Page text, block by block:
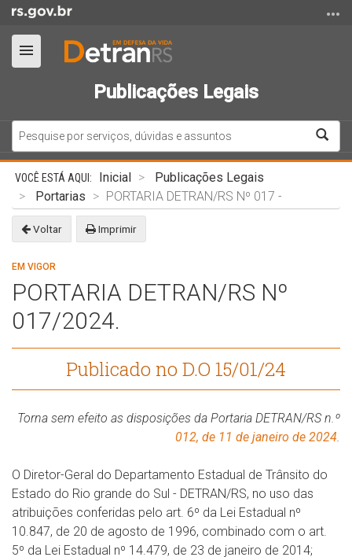
conteúdo
menu
Ir
para
busca
Alterna
a
Publicações Legais
Início
conteúdo
Inicial
Publicações Legais
Portarias
PORTARIA DETRAN/RS Nº 017 -
Voltar Imprimir
EM VIGOR
PORTARIA DETRAN/RS Nº
017/2024.
Publicado no D.O 15/01/24
Torna sem efeito as disposições da Portaria DETRAN/RS n.º
012, de 11 de janeiro de 2024.
O Diretor-Geral do Departamento Estadual de Trânsito do
Estado do Rio grande do Sul - DETRAN/RS, no uso das
atribuições conferidas pelo art. 6º da Lei Estadual nº
10.847, de 20 de agosto de 1996, combinado com o art.
5º da Lei Estadual nº 14.479, de 23 de janeiro de 2014;